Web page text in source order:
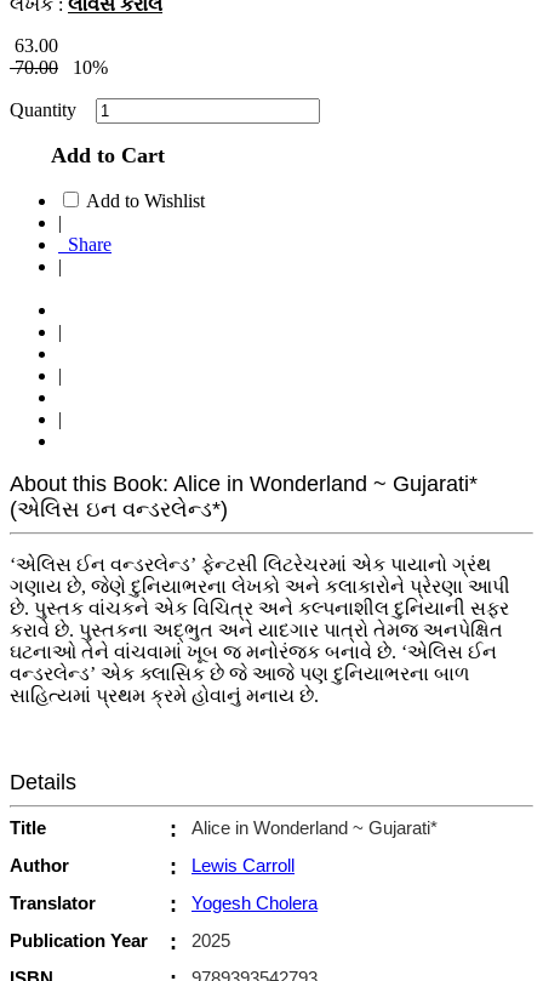
લેખક : લેવિસ કેરોલ
63.00
70.00
10%
Quantity
Add to Cart
Add to Wishlist
|
Share
|
|
|
|
About this Book: Alice in Wonderland ~ Gujarati*
(એલિસ ઇન વન્ડરલેન્ડ*)
‘એલિસ ઈન વન્ડરલેન્ડ’ ફેન્ટસી લિટરેચરમાં એક પાયાનો ગ્રંથ
ગણાય છે, જેણે દુનિયાભરના લેખકો અને કલાકારોને પ્રેરણા આપી
છે. પુસ્તક વાંચકને એક વિચિત્ર અને કલ્પનાશીલ દુનિયાની સફર
કરાવે છે. પુસ્તકના અદ્ભુત અને યાદગાર પાત્રો તેમજ અનપેક્ષિત
ઘટનાઓ તેને વાંચવામાં ખૂબ જ મનોરંજક બનાવે છે. ‘એલિસ ઈન
વન્ડરલેન્ડ’ એક ક્લાસિક છે જે આજે પણ દુનિયાભરના બાળ
સાહિત્યમાં પ્રથમ ક્રમે હોવાનું મનાય છે.
Details
Title :
Alice in Wonderland ~ Gujarati*
Author
:
Lewis Carroll
Translator
:
Yogesh Cholera
Publication Year
:
2025